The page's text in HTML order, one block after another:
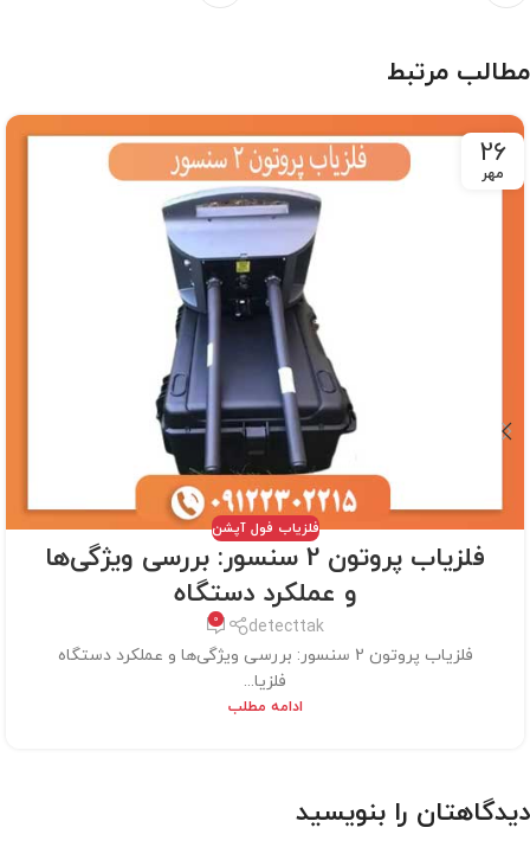
مطالب مرتبط
26
مهر
فلزیاب فول آپشن
فلزیاب پروتون 2 سنسور: بررسی ویژگی‌ها
و عملکرد دستگاه
detecttak
0
فلزیاب پروتون 2 سنسور: بررسی ویژگی‌ها و عملکرد دستگاه
فلزیا...
ادامه مطلب
دیدگاهتان را بنویسید